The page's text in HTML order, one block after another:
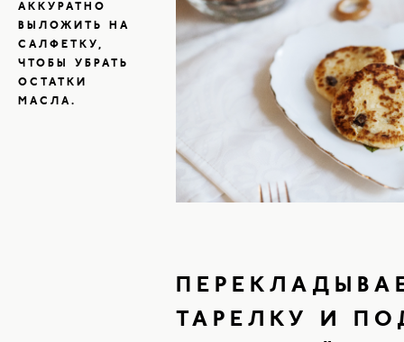
АККУРАТНО
ВЫЛОЖИТЬ НА
САЛФЕТКУ,
ЧТОБЫ УБРАТЬ
ОСТАТКИ
МАСЛА.
ТАРЕЛКУ И